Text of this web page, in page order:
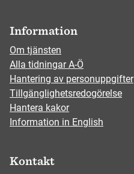
Information
Om tjänsten
Alla tidningar A-Ö
Hantering av personuppgifter
Tillgänglighetsredogörelse
Hantera kakor
Information in English
Kontakt